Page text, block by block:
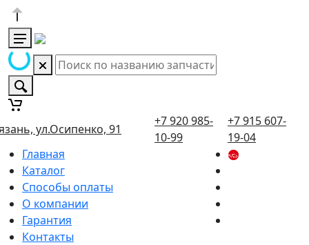
ул.Осипенко, 91
+7 920 985-
10-99
+7 915 607-
19-04
Главная
Каталог
Способы оплаты
О компании
Гарантия
Контакты